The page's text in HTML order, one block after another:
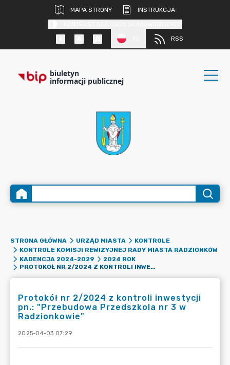
MAPA STRONY
INSTRUKCJA
RSS
biuletyn
informacji publicznej
STRONA GŁÓWNA URZĄD MIASTA
KONTROLE
KONTROLE KOMISJI REWIZYJNEJ RADY MIASTA RADZIONKÓW
KADENCJA 2024-2029
2024 ROK
PROTOKÓŁ NR 2/2024 Z KONTROLI INWESTYCJI PN.: "PRZEBUDOWA PRZEDSZKOLA NR 3 W RADZIONKOWIE"
Protokół nr 2/2024 z kontroli inwestycji
pn.: "Przebudowa Przedszkola nr 3 w
Radzionkowie"
2025-04-03 07:29